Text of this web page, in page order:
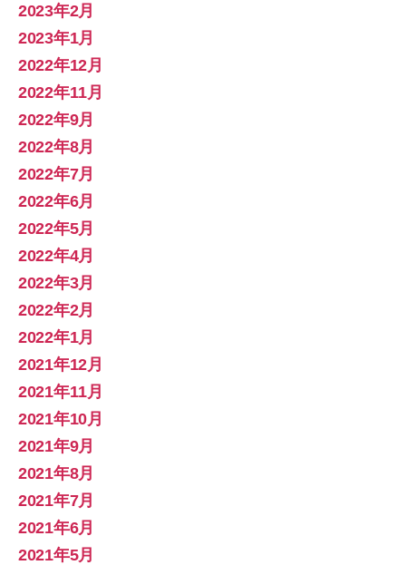
2023年2月
2023年1月
2022年12月
2022年11月
2022年9月
2022年8月
2022年7月
2022年6月
2022年5月
2022年4月
2022年3月
2022年2月
2022年1月
2021年12月
2021年11月
2021年10月
2021年9月
2021年8月
2021年7月
2021年6月
2021年5月